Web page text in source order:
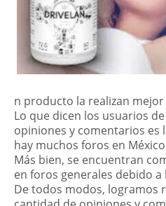
n producto la realizan
Lo que dicen los usuarios
opiniones y comentarios es
hay muchos foros en México
Más bien, se encuentran
en foros generales debido
De todos modos, logramos